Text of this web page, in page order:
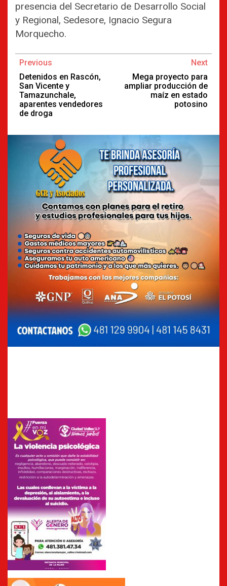
presencia del Secretario de Desarrollo Social
y Regional, Sedesore, Ignacio Segura
Morquecho.
Continue
Reading
Previous
Detenidos en Rascón,
San Vicente y
Tamazunchale,
aparentes vendedores
de droga
Next
Mega proyecto para
ampliar producción de
maíz en estado
potosino